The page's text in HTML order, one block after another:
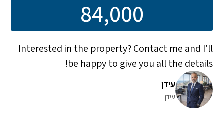
84,000
Interested in the property? Contact me and I'll
be happy to give you all the details!
עידן
עידן